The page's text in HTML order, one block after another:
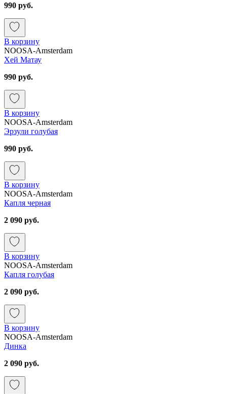
990 руб.
В корзину
NOOSA-Amsterdam
Хей Матау
990 руб.
В корзину
NOOSA-Amsterdam
Эрзули голубая
990 руб.
В корзину
NOOSA-Amsterdam
Капля черная
2 090 руб.
В корзину
NOOSA-Amsterdam
Капля голубая
2 090 руб.
В корзину
NOOSA-Amsterdam
Динка
2 090 руб.